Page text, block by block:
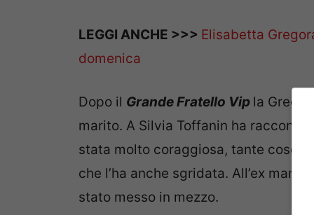
LEGGI ANCHE >>> Elisabetta
domenica
Dopo il Grande Fratello Vip la
marito. A Silvia Toffanin ha
stata molto coraggiosa, tante cose
che l’ha anche sgridata. All’ex
stato messo in mezzo.